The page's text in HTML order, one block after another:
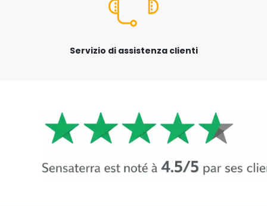
Servizio di assistenza clienti